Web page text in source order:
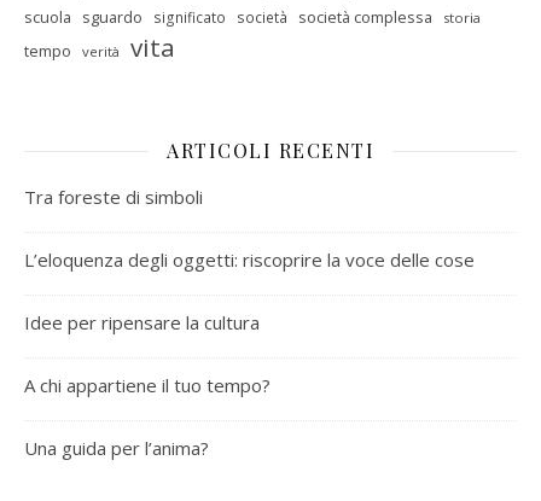
scuola sguardo significato società società complessa storia
tempo verità vita
ARTICOLI RECENTI
Tra foreste di simboli
L’eloquenza degli oggetti: riscoprire la voce delle cose
Idee per ripensare la cultura
A chi appartiene il tuo tempo?
Una guida per l’anima?